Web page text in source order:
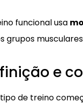
funcional usa
grupos
e
de treino